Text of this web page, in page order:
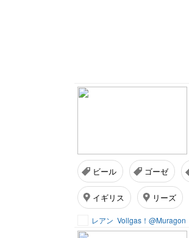
ビール ゴーゼ
イギリス リーズ
レアン Vollgas！@Muragon